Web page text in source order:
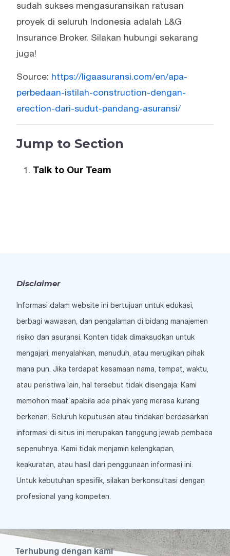
sudah sukses mengasuransikan ratusan
proyek di seluruh Indonesia adalah L&G
Insurance Broker. Silakan hubungi sekarang
juga!
Source: https://ligaasuransi.com/en/apa-
perbedaan-istilah-construction-dengan-
erection-dari-sudut-pandang-asuransi/
Jump to Section
Talk to Our Team
Disclaimer
Informasi dalam website ini bertujuan untuk edukasi,
berbagi wawasan, dan pengalaman di bidang manajemen
risiko dan asuransi. Konten tidak dimaksudkan untuk
mengajari, menyalahkan, menuduh, atau merugikan pihak
mana pun. Jika terdapat kesamaan nama, tempat, waktu,
atau peristiwa lain, hal tersebut tidak disengaja. Kami
memohon maaf apabila ada pihak yang merasa kurang
berkenan. Seluruh keputusan atau tindakan berdasarkan
informasi di situs ini merupakan tanggung jawab pembaca
sepenuhnya. Kami tidak menjamin kelengkapan,
keakuratan, atau hasil dari penggunaan informasi ini.
Untuk kebutuhan spesifik, silakan berkonsultasi dengan
profesional yang kompeten.
Terhubung dengan kami